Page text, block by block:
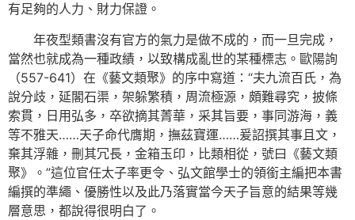
有足夠的人力、財力保證。
年夜型類書沒有官方的氣力是做不成的，而一旦完成，
當然也就成為一種政績，以致構成亂世的某種標志。歐陽詢
（557-641）在《藝文類聚》的序中寫道：“夫九流百氏，為
說分歧，延閣石渠，架躲繁積，周流極源，頗難尋究，披條
索貫，日用弘多，卒欲摘其菁華，采其旨要，事同游海，義
等不雅天……天子命代膺期，撫茲寶運……爰詔撰其事且文，
棄其浮雜，刪其冗長，金箱玉印，比類相從，號曰《藝文類
聚》。”這位官任太子率更令、弘文館學士的領銜主編把本書
編撰的準繩、優勝性以及此乃落實當今天子旨意的結果等幾
層意思，都說得很明白了。